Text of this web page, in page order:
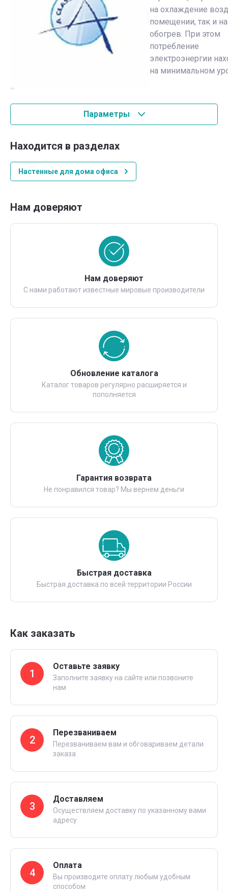
на охлаждение
помещении, так и
обогрев. При этом
потребление
электроэнергии
на минимальном
Параметры
Находится в разделах
Настенные для дома офиса
Нам доверяют
Нам доверяют
С нами работают известные мировые производители
Обновление каталога
Каталог товаров регулярно расширяется и
пополняется
Гарантия возврата
Не понравился товар? Мы вернем деньги
Быстрая доставка
Быстрая доставка по всей территории России
Как заказать
1
Оставьте заявку
Заполните заявку на сайте или позвоните
нам
2
Перезваниваем
Перезваниваем вам и обговариваем детали
заказа
3
Доставляем
Осуществляем доставку по указанному вами
адресу
4
Оплата
Вы производите оплату любым удобным
способом